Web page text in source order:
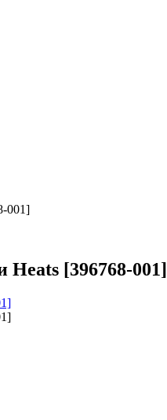
001]
Heats [396768-001]